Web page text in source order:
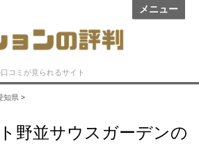
メニュー
コミが見られるサイト
知県 >
野並サウスガーデンの